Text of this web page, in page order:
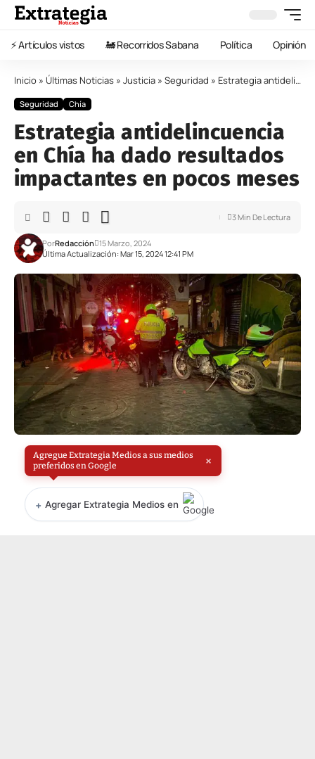
⚡️ Artículos vistos 🚂 Recorridos Sabana Política Opinión
Inicio » Últimas Noticias » Justicia » Seguridad » Estrategia antidelincuencia en Chía ha dado resultados impactantes en pocos meses
Seguridad Chía
Estrategia antidelincuencia
en Chía ha dado resultados
impactantes en pocos meses
Última Actualización: Mar 15, 2024 12:41 PM
PorRedacción 15 Marzo, 2024
3 Min De Lectura
Agregue Extrategia Medios a sus medios
preferidos en Google
×
+ Agregar Extrategia Medios en